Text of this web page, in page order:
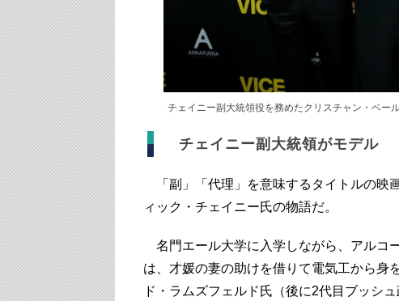
チェイニー副大統領役を務めたクリスチャン・ベー
チェイニー副大統領がモデル
「副」「代理」を意味するタイトルの映
ィック・チェイニー氏の物語だ。
名門エール大学に入学しながら、アルコ
は、才媛の妻の助けを借りて電気工から身
ド・ラムズフェルド氏（後に2代目ブッシ